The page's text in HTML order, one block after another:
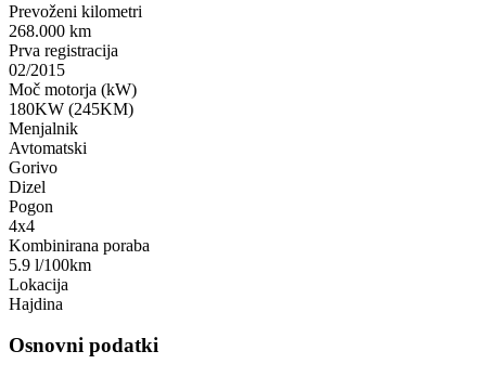
Prevoženi kilometri
268.000 km
Prva registracija
02/2015
Moč motorja (kW)
180KW (245KM)
Menjalnik
Avtomatski
Gorivo
Dizel
Pogon
4x4
Kombinirana poraba
5.9 l/100km
Lokacija
Hajdina
Osnovni podatki